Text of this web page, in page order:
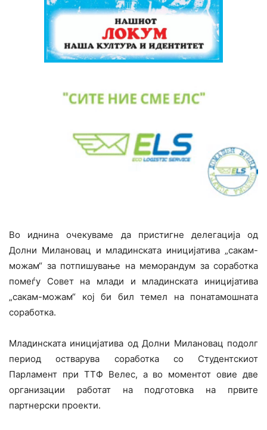
Во иднина очекуваме да пристигне делегација од
Долни Милановац и младинската иницијатива „сакам-
можам“ за потпишување на меморандум за соработка
помеѓу Совет на млади и младинската иницијатива
„сакам-можам“ кој би бил темел на понатамошната
соработка.
Младинската иницијатива од Долни Милановац подолг
период остварува соработка со Студентскиот
Парламент при ТТФ Велес, а во моментот овие две
организации работат на подготовка на првите
партнерски проекти.